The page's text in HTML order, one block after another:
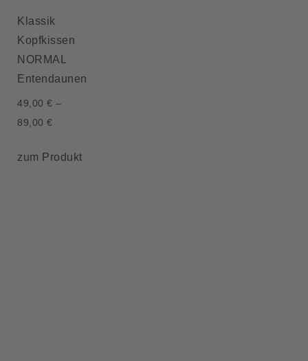
Klassik
Kopfkissen
NORMAL
Entendaunen
49,00 € –
89,00 €
zum Produkt